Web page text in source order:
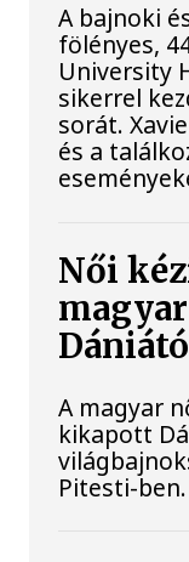
A bajnoki
fölényes,
University
sikerrel
sorát.
és a
Női
A magyar
kikapott
Pitesti-ben.